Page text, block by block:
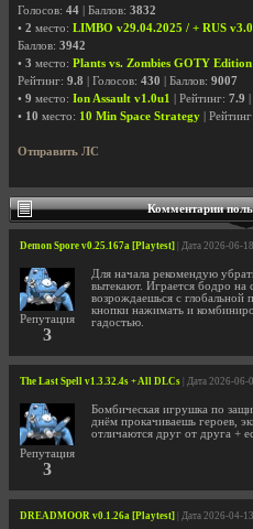
Голосов: 44 | Баллов: 3832
• 2 место: LIMBO v29.04.2025 / + RUS
Баллов: 3942
• 3 место: Plants vs. Zombies GOTY
Рейтинг: 9.8 | Голосов: 430 | Баллов: 9007
• 9 место: Ion Assault v1.0u1 | Рейтинг: 7.9
• 10 место: 10 Min Space Strategy | Рейтинг:
Отправить ЛС
Комментарии
Demon Spore v0.25.167a [Playtest] | Дата 2026-06-
Репутация
3
Для начала рекомендую
вытекают. Играется бодро
возрождаешься с глобальной
кнопки нажимать и
гадостью.
The Last Spell v1.3.32.4s + All DLCs | Дата 2026-06-
Репутация
3
Бомбическая игрушка по
днём прокачиваешь героев,
отличаются друг от друга +
DREADMOOR v0.1.26a [Playtest] | Дата 2026-04-